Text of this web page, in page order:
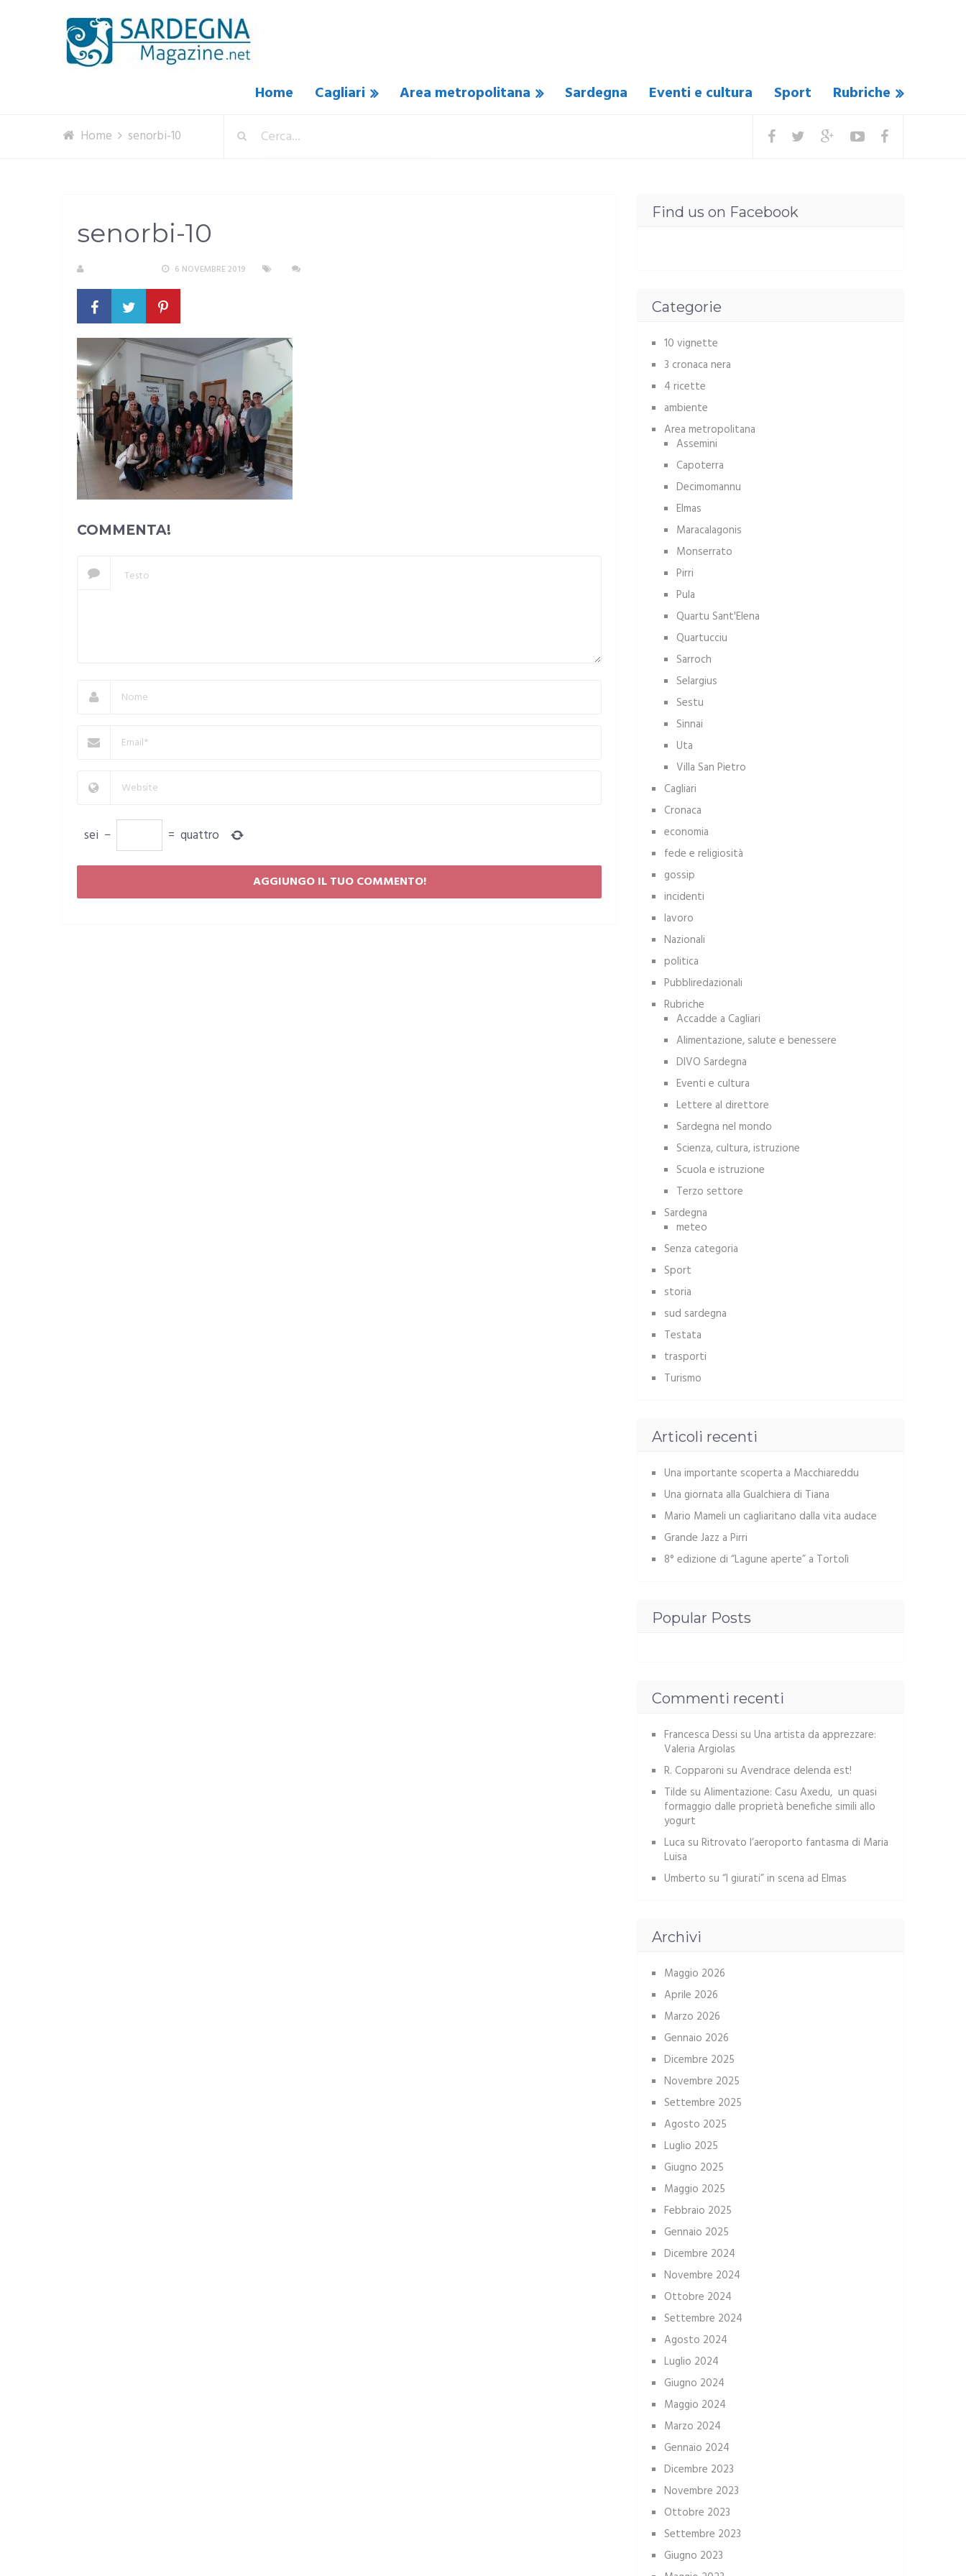
Home Cagliari Area metropolitana Sardegna Eventi e cultura Sport Rubriche
Home senorbi-10
senorbi-10
6 NOVEMBRE 2019
COMMENTA!
sei − = quattro
Find us on Facebook
Categorie
10 vignette
3 cronaca nera
4 ricette
ambiente
Area metropolitana
Assemini
Capoterra
Decimomannu
Elmas
Maracalagonis
Monserrato
Pirri
Pula
Quartu Sant'Elena
Quartucciu
Sarroch
Selargius
Sestu
Sinnai
Uta
Villa San Pietro
Cagliari
Cronaca
economia
fede e religiosità
gossip
incidenti
lavoro
Nazionali
politica
Pubbliredazionali
Rubriche
Accadde a Cagliari
Alimentazione, salute e benessere
DIVO Sardegna
Eventi e cultura
Lettere al direttore
Sardegna nel mondo
Scienza, cultura, istruzione
Scuola e istruzione
Terzo settore
Sardegna
meteo
Senza categoria
Sport
storia
sud sardegna
Testata
trasporti
Turismo
Articoli recenti
Una importante scoperta a Macchiareddu
Una giornata alla Gualchiera di Tiana
Mario Mameli un cagliaritano dalla vita audace
Grande Jazz a Pirri
8° edizione di “Lagune aperte” a Tortolì
Popular Posts
Commenti recenti
Francesca Dessi su Una artista da apprezzare:
Valeria Argiolas
R. Copparoni su Avendrace delenda est!
Tilde su Alimentazione: Casu Axedu, un quasi
formaggio dalle proprietà benefiche simili allo
yogurt
Luca su Ritrovato l’aeroporto fantasma di Maria
Luisa
Umberto su “I giurati” in scena ad Elmas
Archivi
Maggio 2026
Aprile 2026
Marzo 2026
Gennaio 2026
Dicembre 2025
Novembre 2025
Settembre 2025
Agosto 2025
Luglio 2025
Giugno 2025
Maggio 2025
Febbraio 2025
Gennaio 2025
Dicembre 2024
Novembre 2024
Ottobre 2024
Settembre 2024
Agosto 2024
Luglio 2024
Giugno 2024
Maggio 2024
Marzo 2024
Gennaio 2024
Dicembre 2023
Novembre 2023
Ottobre 2023
Settembre 2023
Giugno 2023